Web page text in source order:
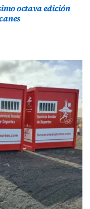
octava edición